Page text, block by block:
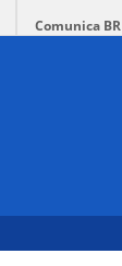
Comunica BR